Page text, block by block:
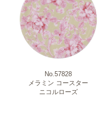
No.57828
メラミン コースター
ニコルローズ